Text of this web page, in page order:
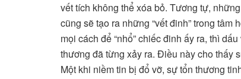
vết tích không thể xóa bỏ. Tương tự,
cũng sẽ tạo ra những “vết đinh” trong
mọi cách để “nhổ” chiếc đinh ấy ra, thì
thương đã từng xảy ra. Điều này cho thấy
Một khi niềm tin bị đổ vỡ, sự tổn thương